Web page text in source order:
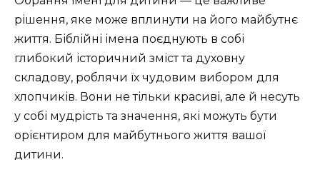
рішення, яке може вплинути на його майбутнє
життя. Біблійні імена поєднують в собі
глибокий історичний зміст та духовну
складову, роблячи їх чудовим вибором для
хлопчиків. Вони не тільки красиві, але й несуть
у собі мудрість та значення, які можуть бути
орієнтиром для майбутнього життя вашої
дитини.